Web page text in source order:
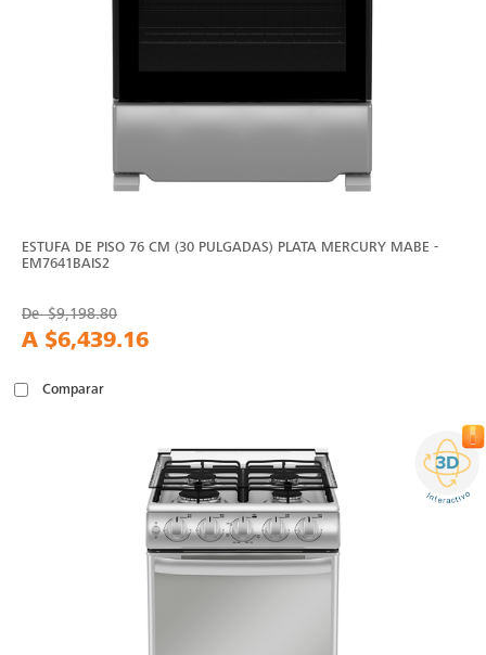
ESTUFA DE PISO 76 CM (30 PULGADAS) PLATA MERCURY MABE -
EM7641BAIS2
De$9,198.80
A $6,439.16
Comparar